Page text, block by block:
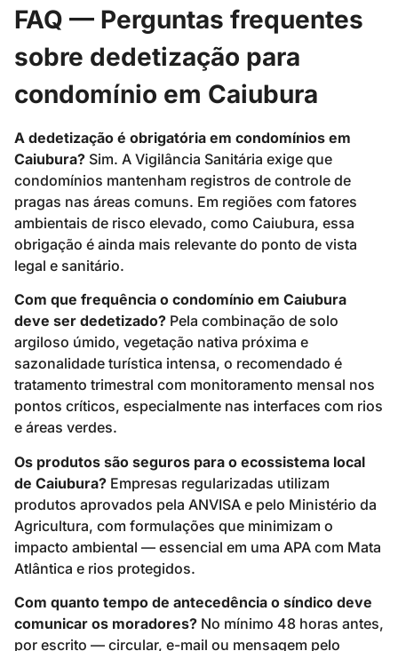
FAQ — Perguntas frequentes
sobre dedetização para
condomínio em Caiubura
A dedetização é obrigatória em condomínios em
Caiubura? Sim. A Vigilância Sanitária exige que
condomínios mantenham registros de controle de
pragas nas áreas comuns. Em regiões com fatores
ambientais de risco elevado, como Caiubura, essa
obrigação é ainda mais relevante do ponto de vista
legal e sanitário.
Com que frequência o condomínio em Caiubura
deve ser dedetizado? Pela combinação de solo
argiloso úmido, vegetação nativa próxima e
sazonalidade turística intensa, o recomendado é
tratamento trimestral com monitoramento mensal nos
pontos críticos, especialmente nas interfaces com rios
e áreas verdes.
Os produtos são seguros para o ecossistema local
de Caiubura? Empresas regularizadas utilizam
produtos aprovados pela ANVISA e pelo Ministério da
Agricultura, com formulações que minimizam o
impacto ambiental — essencial em uma APA com Mata
Atlântica e rios protegidos.
Com quanto tempo de antecedência o síndico deve
comunicar os moradores? No mínimo 48 horas antes,
por escrito — circular, e-mail ou mensagem pelo